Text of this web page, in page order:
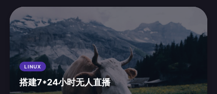
LINUX
搭建7*24小时无人直播